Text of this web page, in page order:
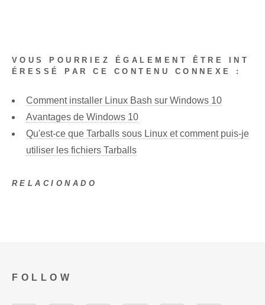
VOUS POURRIEZ ÉGALEMENT ÊTRE INT
ÉRESSÉ PAR CE CONTENU CONNEXE :
Comment installer Linux Bash sur Windows 10
Avantages de Windows 10
Qu'est-ce que Tarballs sous Linux et comment puis-je
utiliser les fichiers Tarballs
RELACIONADO
FOLLOW